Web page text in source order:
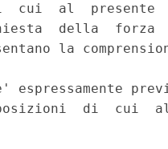
cui  al  presente
della  forza
la
espressamente
di  cui